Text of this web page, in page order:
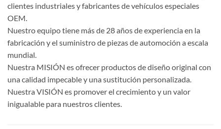
clientes industriales y fabricantes de vehículos especiales
OEM.
Nuestro equipo tiene más de 28 años de experiencia en la
fabricación y el suministro de piezas de automoción a escala
mundial.
Nuestra MISIÓN es ofrecer productos de diseño original con
una calidad impecable y una sustitución personalizada.
Nuestra VISIÓN es promover el crecimiento y un valor
inigualable para nuestros clientes.